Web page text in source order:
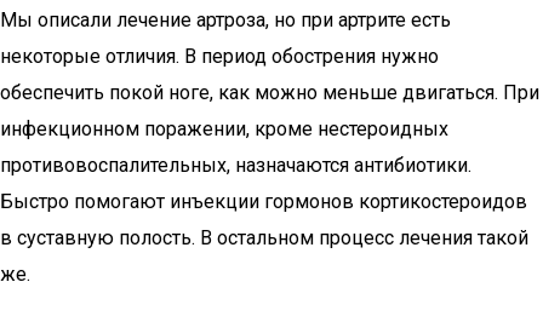
Мы описали лечение артроза, но при артрите есть
некоторые отличия. В период обострения нужно
обеспечить покой ноге, как можно меньше двигаться. При
инфекционном поражении, кроме нестероидных
противовоспалительных, назначаются антибиотики.
Быстро помогают инъекции гормонов кортикостероидов
в суставную полость. В остальном процесс лечения такой
же.